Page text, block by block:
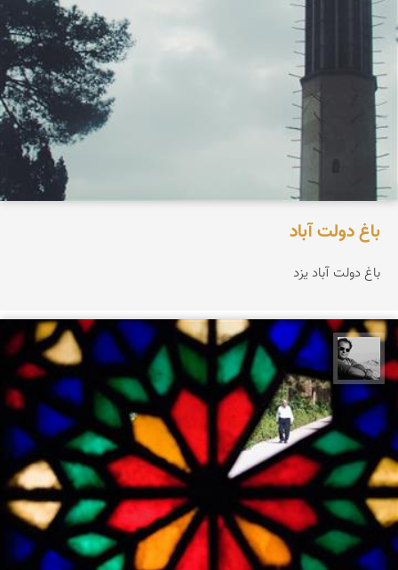
باغ دولت آباد
باغ دولت آباد یزد
محمد رزازان